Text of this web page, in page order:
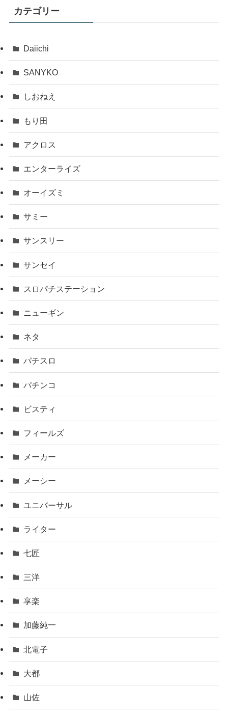
カテゴリー
Daiichi
SANYKO
しおねえ
もり田
アクロス
エンターライズ
オーイズミ
サミー
サンスリー
サンセイ
スロパチステーション
ニューギン
ネタ
パチスロ
パチンコ
ビスティ
フィールズ
メーカー
メーシー
ユニバーサル
ライター
七匠
三洋
享楽
加藤純一
北電子
大都
山佐